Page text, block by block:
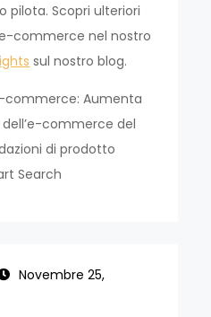
pilota. Scopri ulteriori
commerce nel nostro
sul nostro blog.
commerce: Aumenta
commerce del
di prodotto
Search
Novembre 25,